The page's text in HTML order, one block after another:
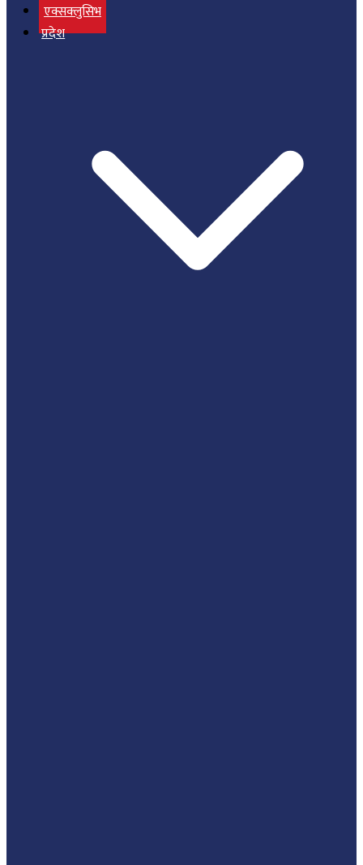
एक्सक्लुसिभ
प्रदेश